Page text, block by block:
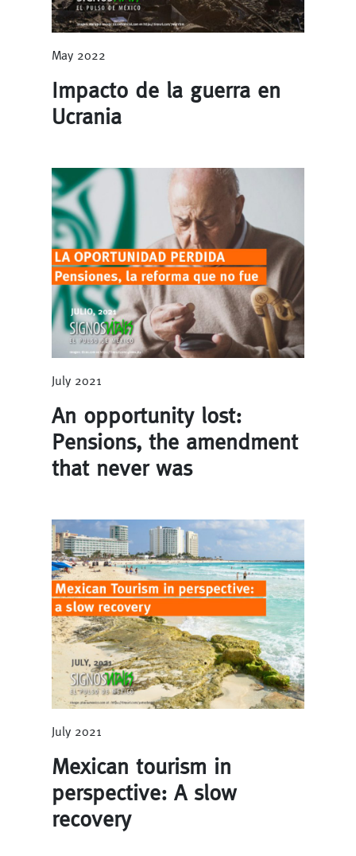
May 2022
Impacto de la guerra en
Ucrania
July 2021
An opportunity lost:
Pensions, the amendment
that never was
July 2021
Mexican tourism in
perspective: A slow
recovery